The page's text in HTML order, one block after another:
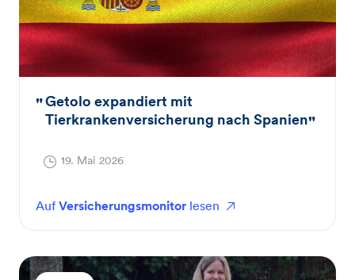
Getolo expandiert mit
Tierkrankenversicherung nach Spanien
19. Mai 2026
AufVersicherungsmonitor lesen